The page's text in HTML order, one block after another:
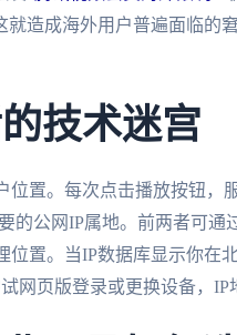
就造成海外用户普遍面临
技术迷宫
位置。每次点击播放按钮，
的公网IP属地。前两者可
位置。当IP数据库显示你在
网页版登录或更换设备，IP